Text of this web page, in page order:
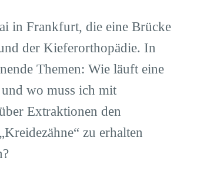
in Frankfurt, die eine Brücke
der Kieferorthopädie. In
Themen: Wie läuft eine
wo muss ich mit
Extraktionen den
zu erhalten